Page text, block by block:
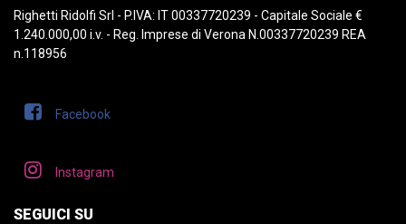
Righetti Ridolfi Srl - P.IVA: IT 00337720239 - Capitale Sociale €
1.240.000,00 i.v. - Reg. Imprese di Verona N.00337720239 REA
n.118956
Facebook
Instagram
SEGUICI SU